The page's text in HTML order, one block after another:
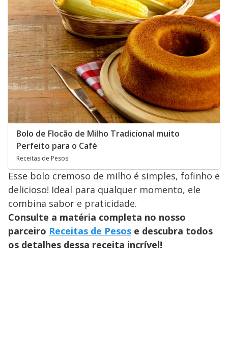
Bolo de Flocão de Milho Tradicional muito
Perfeito para o Café
Receitas de Pesos
Esse bolo cremoso de milho é simples, fofinho e
delicioso! Ideal para qualquer momento, ele
combina sabor e praticidade.
Consulte a matéria completa no nosso
parceiro Receitas de Pesos e descubra todos
os detalhes dessa receita incrível!